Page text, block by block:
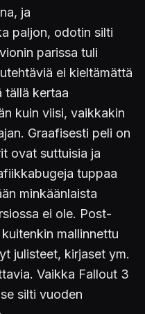
ja
paljon, odotin silti
parissa tuli
ei kieltämättä
tällä kertaa
kuin viisi, vaikkakin
Graafisesti peli on
ovat suttuisia ja
tuppaa
minkäänlaista
ei ole. Post-
mallinnettu
julisteet, kirjaset ym.
Vaikka Fallout 3
silti vuoden